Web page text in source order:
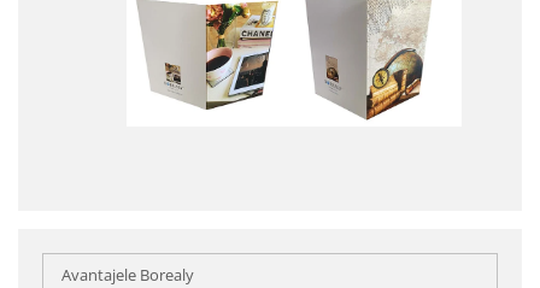
Avantajele Borealy